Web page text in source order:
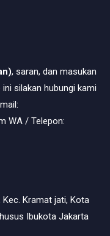
, saran, dan masukan
silakan hubungi kami
WA / Telepon:
Kec. Kramat jati, Kota
Ibukota Jakarta